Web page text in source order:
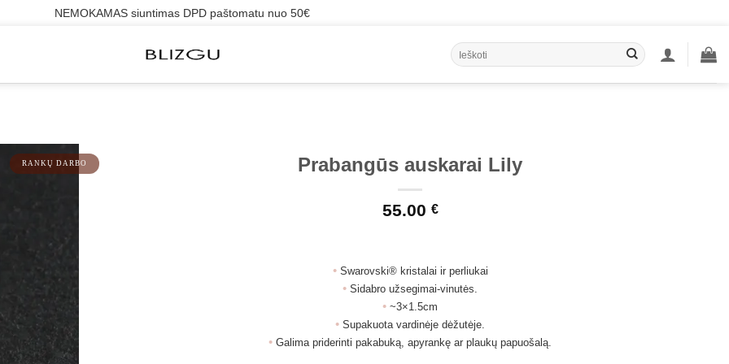
NEMOKAMAS siuntimas DPD paštomatu nuo 50€
Ieškoti:
RANKŲ DARBO Prabangūs auskarai Lily
55.00 €
• Swarovski® kristalai ir perliukai
• Sidabro užsegimai-vinutės.
• ~3×1.5cm
• Supakuota vardinėje dėžutėje.
• Galima priderinti pakabuką, apyrankę ar plaukų papuošalą.